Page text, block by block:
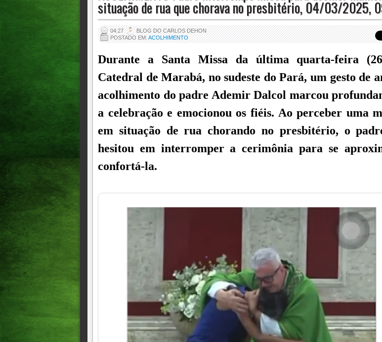
situação de rua que chorava no presbitério, 04/03/2025,
04:27
BLOG DO CARLOS DEHON
POSTADO EM:ACOLHIMENTO
Durante a Santa Missa da última quarta-feira
Catedral de Marabá, no sudeste do Pará, um gesto de
acolhimento do padre Ademir Dalcol marcou
a celebração e emocionou os fiéis. Ao perceber uma
em situação de rua chorando no presbitério, o
hesitou em interromper a cerimônia para se
confortá-la.